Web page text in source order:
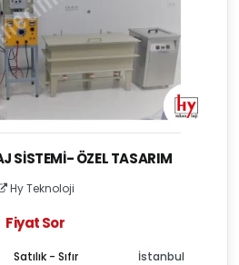
SISTEMI- ÖZEL TASARIM
Hy Teknoloji
Fiyat Sor
Satılık - Sıfır İstanbul